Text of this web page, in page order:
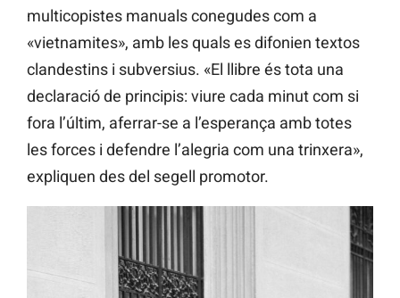
multicopistes manuals conegudes com a
«vietnamites», amb les quals es difonien textos
clandestins i subversius. «El llibre és tota una
declaració de principis: viure cada minut com si
fora l’últim, aferrar-se a l’esperança amb totes
les forces i defendre l’alegria com una trinxera»,
expliquen des del segell promotor.